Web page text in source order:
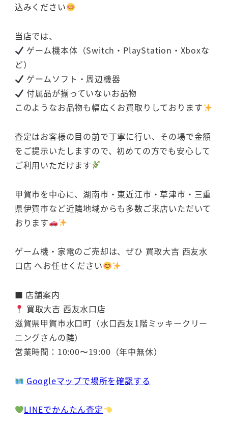
込みください
当店では、
ゲーム機本体（Switch・PlayStation・Xboxな
ど）
ゲームソフト・周辺機器
付属品が揃っていないお品物
このようなお品物も幅広くお買取りしております
査定はお客様の目の前で丁寧に行い、その場で金額
をご提示いたしますので、初めての方でも安心して
ご利用いただけます
甲賀市を中心に、湖南市・東近江市・草津市・三重
県伊賀市など近隣地域からも多数ご来店いただいて
おります
ゲーム機・家電のご売却は、ぜひ 買取大吉 西友水
口店 へお任せください
■ 店舗案内
買取大吉 西友水口店
滋賀県甲賀市水口町（水口西友1階ミッキークリー
ニングさんの隣）
営業時間：10:00〜19:00（年中無休）
Googleマップで場所を確認する
LINEでかんたん査定